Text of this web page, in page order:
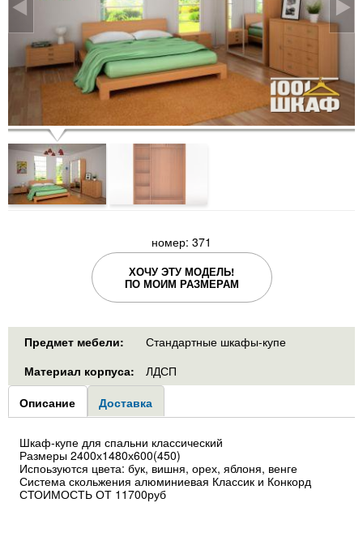
номер: 371
ХОЧУ ЭТУ МОДЕЛЬ!
ПО МОИМ РАЗМЕРАМ
Предмет мебели:
Стандартные шкафы-купе
Материал корпуса:
ЛДСП
Group1
Описание (активная
вкладка)
Доставка
Шкаф-купе для спальни классический
Размеры 2400х1480х600(450)
Испоьзуются цвета: бук, вишня, орех, яблоня, венге
Система скольжения алюминиевая Классик и Конкорд
СТОИМОСТЬ ОТ 11700руб